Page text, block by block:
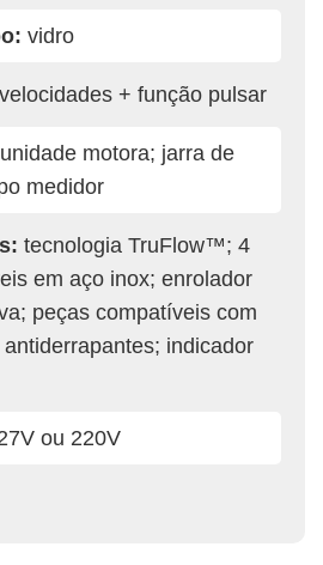
vidro
+ função pulsar
unidade motora; jarra de
medidor
tecnologia TruFlow™; 4
em aço inox; enrolador
peças compatíveis com
antiderrapantes; indicador
ou 220V